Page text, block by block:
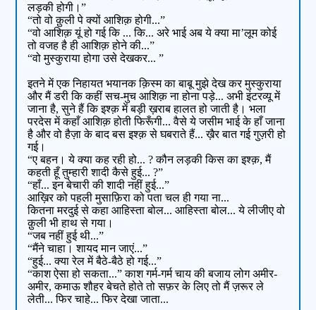
लड़की होगी।”
“तो वो क़ुली पे क्यों आशिक़ होगी...”
“वो आशिक़ यूं हो गई कि ... कि... अरे भाई अब ये क्या मा’लूम कोई
तो वजह है ही आशिक़ होने की...”
“वो मुस्कुराया होगा उसे देखकर... ”
इतने में एक निहायत भयानक क़िस्म का बाबू मुझे देख कर मुस्कुराया
और मैं डरी कि कहीं सच-मुच आशिक़ ना होना पड़े... अभी इंटरव्यू में
जाना है, सुने हैं कि इश्क़ में बड़ी ख़राब हालत हो जाती है। भला
परदेस में कहाँ आशिक़ होती फिरूँगी... वैसे ये जसीम भाई के हाँ जाना
है और वो हैज़ा के बाद बस इश्क़ से घबराते हैं... ख़ैर बात गई गुज़री हो
गई।
“ए बहन। ये क्या कह रही हो... ? कौन लड़की किस का इश्क़, मैं
कहती हूँ तुम्हारी शादी कैसे हुई... ?”
“हाँ... इन बेचारी की शादी नहीं हुई...”
आख़िर को पहली मुसाफ़िरा को पता चल ही गया ना...
कितना मरदुई से कहा आहिस्ता बोल... आहिस्ता बोल... ये लीजीए वो
क़ुली भी हाथ से गया।
“जब नहीं हुई थी...”
“मैंने चाहा। शायद मान जाएं...”
“हुई... क्या रेल में बैठे-बैठे हो गई...”
“काश ऐसा हो सकता...” काश गर्म-गर्म चाय की बजाय लोग अमीर-
अमीर, कमाऊ शौहर बेचते होते तो सफ़र के लिए तो मैं ज़रूर ले
लेती... फिर चाहे... फिर देखा जाता...